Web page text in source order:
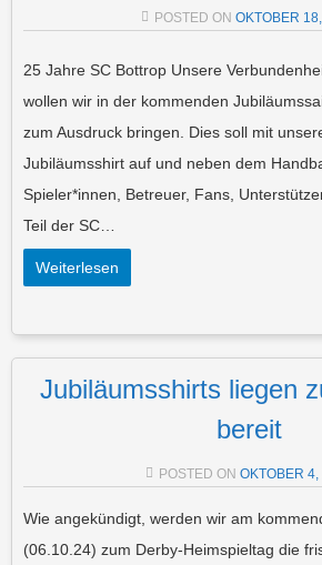
POSTED ON OKTOBER
25 Jahre SC Bottrop Unsere
wollen wir in der kommenden
zum Ausdruck bringen. Dies soll mit
Jubiläumsshirt auf und neben dem
Spieler*innen, Betreuer, Fans,
Teil der SC…
Weiterlesen
Jubiläumsshirts liegen
bereit
POSTED ON OKTOBER
Wie angekündigt, werden wir am
(06.10.24) zum Derby-Heimspieltag die